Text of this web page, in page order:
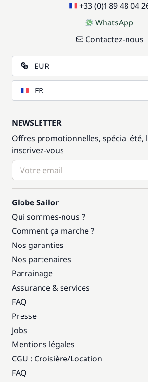
+33 (0)1 89 48 04
WhatsApp
Contactez-nous
EUR
FR
NEWSLETTER
Offres promotionnelles, spécial été,
inscrivez-vous
Globe Sailor
Qui sommes-nous ?
Comment ça marche ?
Nos garanties
Nos partenaires
Parrainage
Assurance & services
FAQ
Presse
Jobs
Mentions légales
CGU : Croisière/Location
FAQ